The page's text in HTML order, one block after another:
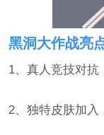
黑洞大作战亮
1、真人竞技对抗
2、独特皮肤加入